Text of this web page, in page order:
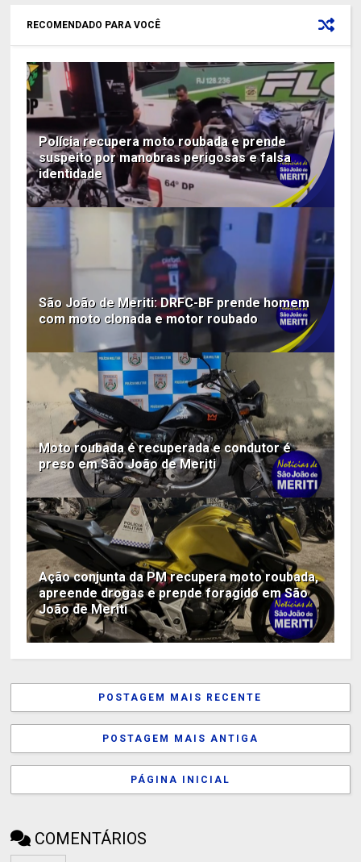
RECOMENDADO PARA VOCÊ
Polícia recupera moto roubada e prende
suspeito por manobras perigosas e falsa
identidade
São João de Meriti: DRFC-BF prende homem
com moto clonada e motor roubado
Moto roubada é recuperada e condutor é
preso em São João de Meriti
Ação conjunta da PM recupera moto roubada,
apreende drogas e prende foragido em São
João de Meriti
POSTAGEM MAIS RECENTE
POSTAGEM MAIS ANTIGA
PÁGINA INICIAL
COMENTÁRIOS